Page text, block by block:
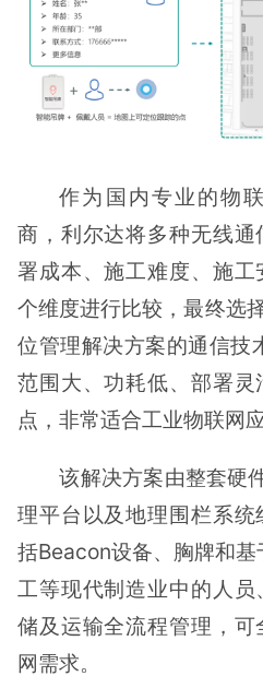
作为国内专业的物
商，利尔达将多种无线
署成本、施工难度、施
个维度进行比较，最终选
位管理解决方案的通信技
范围大、功耗低、部署
点，非常适合工业物联网应
该解决方案由整套硬
理平台以及地理围栏系
括Beacon设备、胸牌和
工等现代制造业中的人
储及运输全流程管理，
网需求。